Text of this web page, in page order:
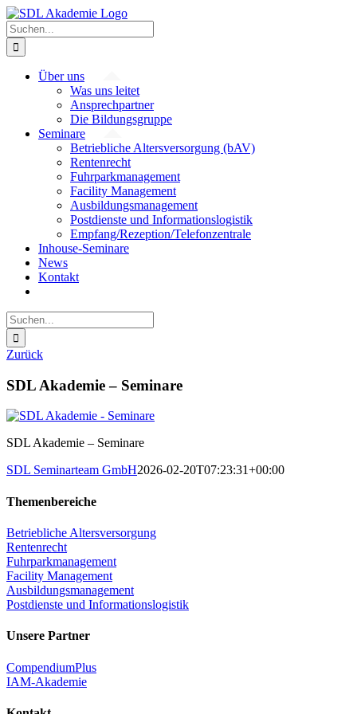
Zum
Inhalt
springen
Suche
nach:
Über uns
Was uns leitet
Ansprechpartner
Die Bildungsgruppe
Seminare
Betriebliche Altersversorgung (bAV)
Rentenrecht
Fuhrparkmanagement
Facility Management
Ausbildungsmanagement
Postdienste und Informationslogistik
Empfang/Rezeption/Telefonzentrale
Inhouse-Seminare
News
Kontakt
Suche
nach:
Zurück
SDL Akademie – Seminare
SDL Akademie – Seminare
SDL Seminarteam GmbH2026-02-20T07:23:31+00:00
Themenbereiche
Betriebliche Altersversorgung
Rentenrecht
Fuhrparkmanagement
Facility Management
Ausbildungsmanagement
Postdienste und Informationslogistik
Unsere Partner
CompendiumPlus
IAM-Akademie